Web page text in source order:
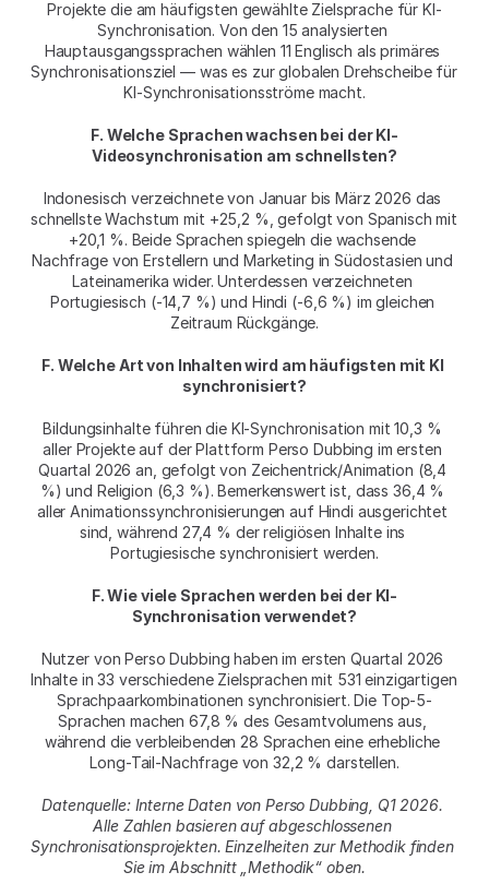
Projekte die am häufigsten gewählte Zielsprache für KI-
Synchronisation. Von den 15 analysierten
Hauptausgangssprachen wählen 11 Englisch als primäres
Synchronisationsziel — was es zur globalen Drehscheibe für
KI-Synchronisationsströme macht.
F. Welche Sprachen wachsen bei der KI-
Videosynchronisation am schnellsten?
Indonesisch verzeichnete von Januar bis März 2026 das
schnellste Wachstum mit +25,2 %, gefolgt von Spanisch mit
+20,1 %. Beide Sprachen spiegeln die wachsende
Nachfrage von Erstellern und Marketing in Südostasien und
Lateinamerika wider. Unterdessen verzeichneten
Portugiesisch (-14,7 %) und Hindi (-6,6 %) im gleichen
Zeitraum Rückgänge.
F. Welche Art von Inhalten wird am häufigsten mit KI
synchronisiert?
Bildungsinhalte führen die KI-Synchronisation mit 10,3 %
aller Projekte auf der Plattform Perso Dubbing im ersten
Quartal 2026 an, gefolgt von Zeichentrick/Animation (8,4
%) und Religion (6,3 %). Bemerkenswert ist, dass 36,4 %
aller Animationssynchronisierungen auf Hindi ausgerichtet
sind, während 27,4 % der religiösen Inhalte ins
Portugiesische synchronisiert werden.
F. Wie viele Sprachen werden bei der KI-
Synchronisation verwendet?
Nutzer von Perso Dubbing haben im ersten Quartal 2026
Inhalte in 33 verschiedene Zielsprachen mit 531 einzigartigen
Sprachpaarkombinationen synchronisiert. Die Top-5-
Sprachen machen 67,8 % des Gesamtvolumens aus,
während die verbleibenden 28 Sprachen eine erhebliche
Long-Tail-Nachfrage von 32,2 % darstellen.
Datenquelle: Interne Daten von Perso Dubbing, Q1 2026.
Alle Zahlen basieren auf abgeschlossenen
Synchronisationsprojekten. Einzelheiten zur Methodik finden
Sie im Abschnitt „Methodik“ oben.